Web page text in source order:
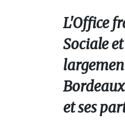
L'Office
Sociale
et ses